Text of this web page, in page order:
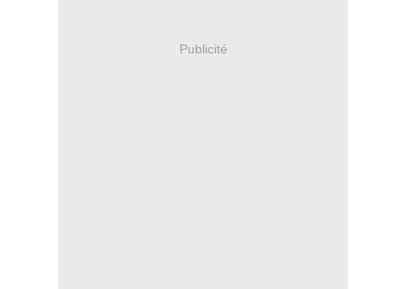
Publicité